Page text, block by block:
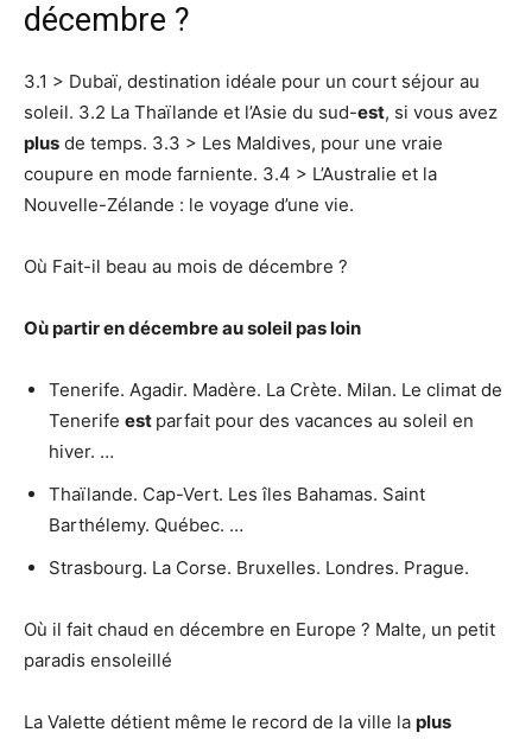
décembre ?
3.1 > Dubaï, destination idéale pour un court séjour au
soleil. 3.2 La Thaïlande et l’Asie du sud-est, si vous avez
plus de temps. 3.3 > Les Maldives, pour une vraie
coupure en mode farniente. 3.4 > L’Australie et la
Nouvelle-Zélande : le voyage d’une vie.
Où Fait-il beau au mois de décembre ?
Où partirendécembreau soleil pas loin
Tenerife. Agadir. Madère. La Crète. Milan. Le climat de
Tenerife est parfait pour des vacances au soleil en
hiver. …
Thaïlande. Cap-Vert. Les îles Bahamas. Saint
Barthélemy. Québec. …
Strasbourg. La Corse. Bruxelles. Londres. Prague.
Où il fait chaud en décembre en Europe ? Malte, un petit
paradis ensoleillé
La Valette détient même le record de la ville la plus